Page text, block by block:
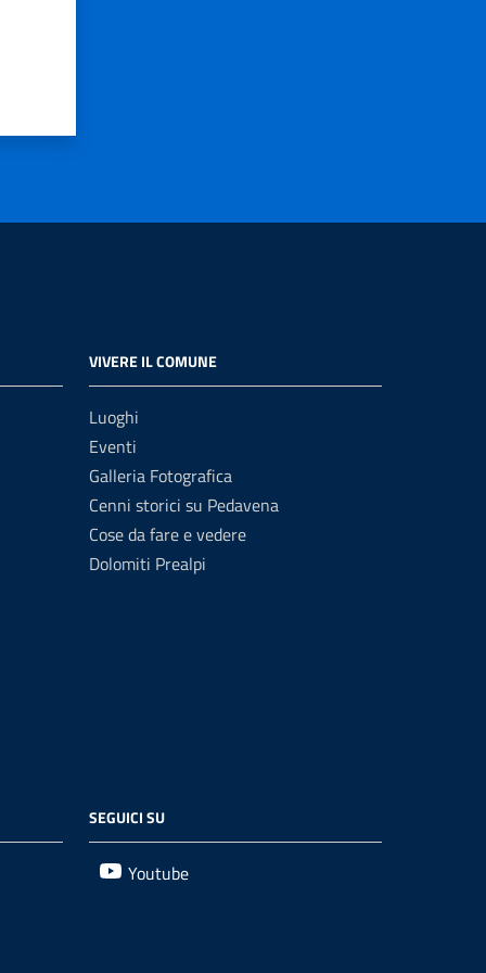
VIVERE IL COMUNE
Luoghi
Eventi
Galleria Fotografica
Cenni storici su Pedavena
Cose da fare e vedere
Dolomiti Prealpi
SEGUICI SU
Youtube